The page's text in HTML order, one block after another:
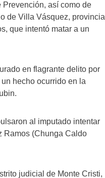
así como de
de Villa Vásquez, provincia
que intentó matar a un
en flagrante delito por
hecho ocurrido en la
al imputado intentar
Ramos (Chunga Caldo
judicial de Monte Cristi,